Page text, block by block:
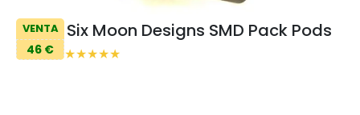
VENTA
46 €
Six Moon Designs SMD Pack Pods